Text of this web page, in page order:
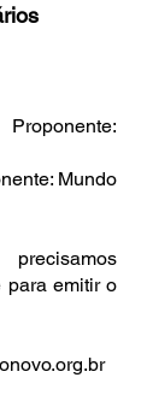
Mundo
para emitir o